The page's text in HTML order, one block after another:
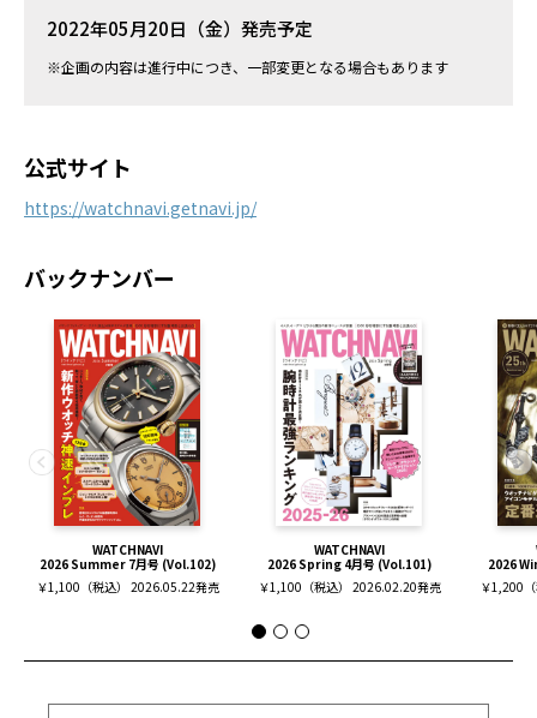
2022年05月20日（金）発売予定
※企画の内容は進行中につき、一部変更となる場合もあります
公式サイト
https://watchnavi.getnavi.jp/
バックナンバー
WATCHNAVI
2026 Summer 7月号 (Vol.102)
￥1,100（税込） 2026.05.22発売
WATCHNAVI
2026 Spring 4月号 (Vol.101)
￥1,100（税込） 2026.02.20発売
2026
￥1,200